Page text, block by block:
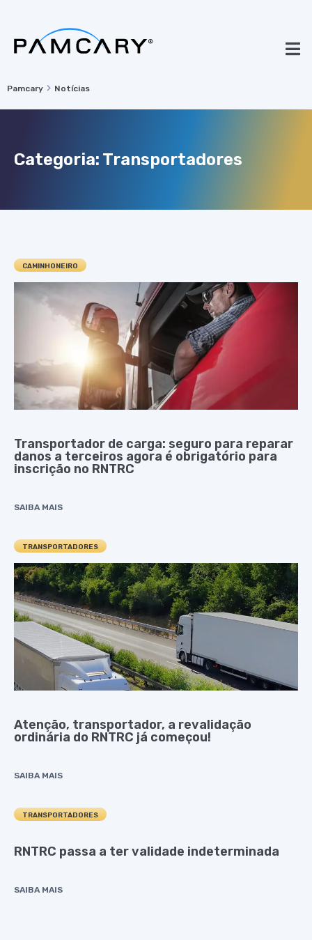
Pamcary Notícias
Categoria: Transportadores
CAMINHONEIRO
Transportador de carga: seguro para reparar
danos a terceiros agora é obrigatório para
inscrição no RNTRC
SAIBA MAIS
TRANSPORTADORES
Atenção, transportador, a revalidação
ordinária do RNTRC já começou!
SAIBA MAIS
TRANSPORTADORES
RNTRC passa a ter validade indeterminada
SAIBA MAIS